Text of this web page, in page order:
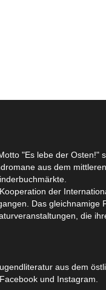
"Es lebe der Osten!"
aus dem
der
Das
die
aus dem
und Instagram.